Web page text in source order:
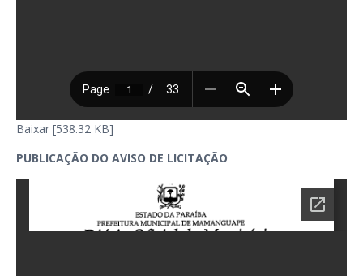
Baixar [538.32 KB]
PUBLICAÇÃO DO AVISO DE LICITAÇÃO